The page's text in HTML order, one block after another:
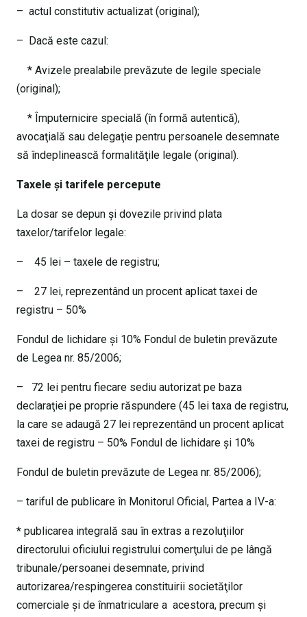
– actul constitutiv actualizat (original);
– Dacă este cazul:
* Avizele prealabile prevăzute de legile speciale
(original);
* Împuternicire specială (în formă autentică),
avocaţială sau delegaţie pentru persoanele desemnate
să îndeplinească formalităţile legale (original).
Taxele şi tarifele percepute
La dosar se depun şi dovezile privind plata
taxelor/tarifelor legale:
– 45 lei – taxele de registru;
– 27 lei, reprezentând un procent aplicat taxei de
registru – 50%
Fondul de lichidare şi 10% Fondul de buletin prevăzute
de Legea nr. 85/2006;
– 72 lei pentru fiecare sediu autorizat pe baza
declaraţiei pe proprie răspundere (45 lei taxa de registru,
la care se adaugă 27 lei reprezentând un procent aplicat
taxei de registru – 50% Fondul de lichidare şi 10%
Fondul de buletin prevăzute de Legea nr. 85/2006);
– tariful de publicare în Monitorul Oficial, Partea a IV-a:
* publicarea integrală sau în extras a rezoluţiilor
directorului oficiului registrului comerţului de pe lângă
tribunale/persoanei desemnate, privind
autorizarea/respingerea constituirii societăţilor
comerciale şi de înmatriculare a acestora, precum şi